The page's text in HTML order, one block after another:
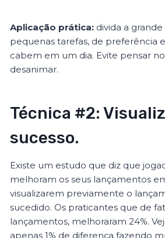
Aplicação prática: divida a
pequenas tarefas, de preferência
cabem em um dia. Evite pensar
desanimar.
Técnica #2:
sucesso.
Existe um estudo que diz que
melhoram os seus lançamentos
visualizarem previamente o
sucedido. Os praticantes que de
lançamentos, melhoraram 24%.
apenas 1% de diferença fazendo